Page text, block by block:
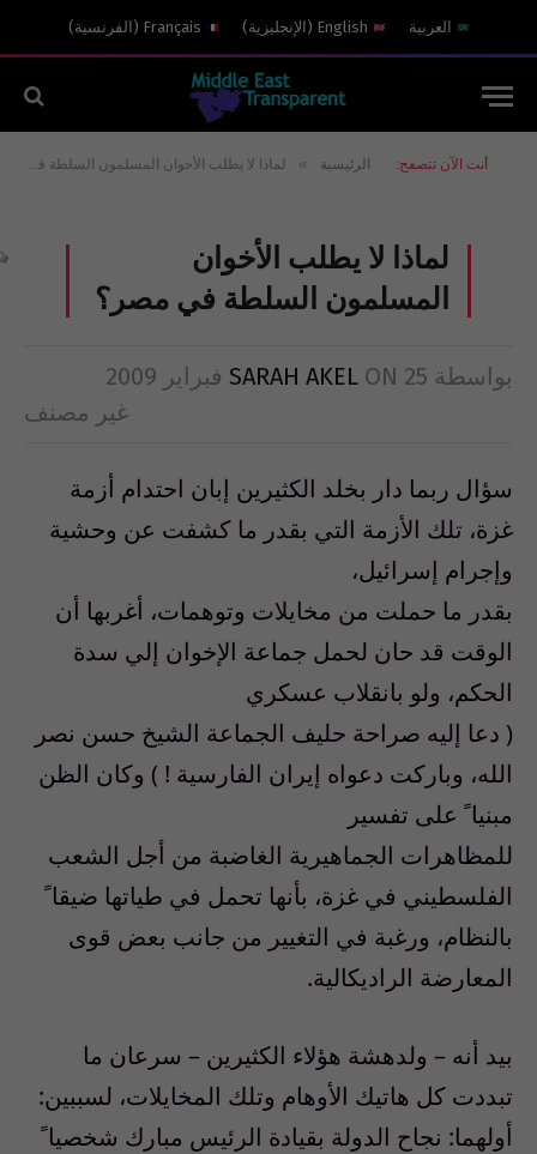
العربية English
( الإنجليزية)
Français
( الفرنسية)
أنت الآن تتصفح: الرئيسية » لماذا لا يطلب الأخوان المسلمون السلطة في مصر؟
لماذا لا يطلب الأخوان
المسلمون السلطة في مصر؟
بواسطة SARAH AKEL ON 25 فبراير 2009
غير مصنف
سؤال ربما دار بخلد الكثيرين إبان احتدام أزمة
غزة، تلك الأزمة التي بقدر ما كشفت عن وحشية
وإجرام إسرائيل،
بقدر ما حملت من مخايلات وتوهمات، أغربها أن
الوقت قد حان لحمل جماعة الإخوان إلي سدة
الحكم، ولو بانقلاب عسكري
( دعا إليه صراحة حليف الجماعة الشيخ حسن نصر
الله، وباركت دعواه إيران الفارسية ! ) وكان الظن
مبنيا ً على تفسير
للمظاهرات الجماهيرية الغاضبة من أجل الشعب
الفلسطيني في غزة، بأنها تحمل في طياتها ضيقا ً
بالنظام، ورغبة في التغيير من جانب بعض قوى
المعارضة الراديكالية.
بيد أنه – ولدهشة هؤلاء الكثيرين – سرعان ما
تبددت كل هاتيك الأوهام وتلك المخايلات، لسببين:
أولهما: نجاح الدولة بقيادة الرئيس مبارك شخصيا ً